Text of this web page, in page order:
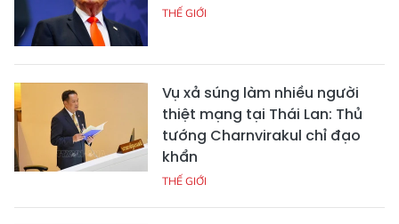
THẾ GIỚI
Vụ xả súng làm nhiều người
thiệt mạng tại Thái Lan: Thủ
tướng Charnvirakul chỉ đạo
khẩn
THẾ GIỚI